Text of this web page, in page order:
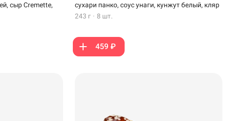
сыр Cremette,
сухари панко, соус унаги, кунжут белый, кляр
243 г · 8 шт.
459 ₽